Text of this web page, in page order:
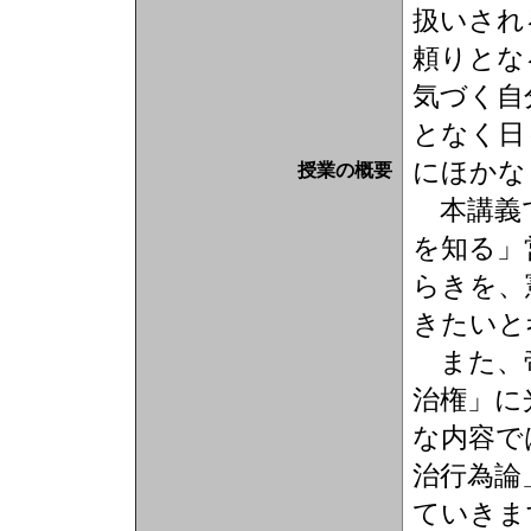
授業の概要
扱いさ
頼りと
気づく
となく
にほか
本講義
を知る
らきを
きたい
また、
治権」
な内容
治行為
ていき